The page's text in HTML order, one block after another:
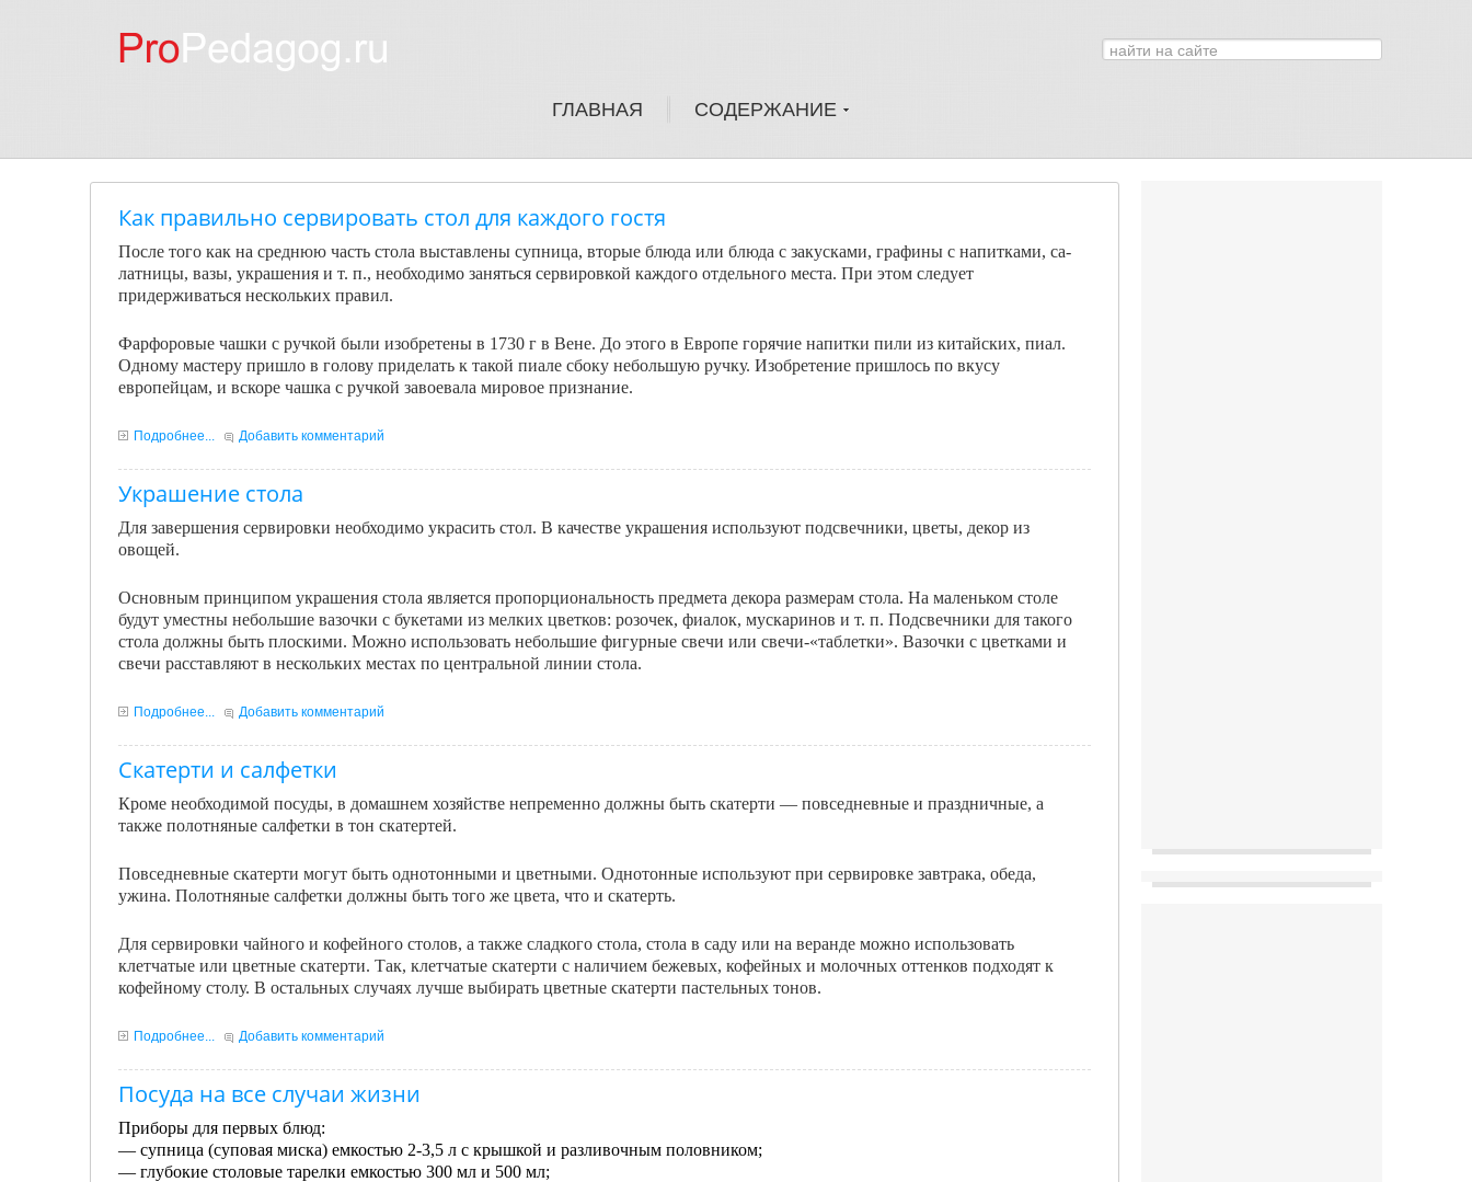
ГЛАВНАЯ СОДЕРЖАНИЕ
Как правильно сервировать стол для каждого гостя
После того как на среднюю часть стола выставлены супница, вторые блюда или блюда с закусками, графины с напитками, са­
латницы, вазы, украшения и т. п., необходимо заняться сервировкой каждого отдельного места. При этом следует
придерживаться не­скольких правил.
Фарфоровые чашки с ручкой были изобретены в 1730 г в Вене. До этого в Европе горячие напитки пили из китайских, пиал.
Одному мастеру пришло в голову приделать к такой пиале сбоку небольшую ручку. Изобретение пришлось по вкусу
европейцам, и вскоре чашка с ручкой завоевала мировое признание.
Подробнее... Добавить комментарий
Украшение стола
Для завершения сервировки необходимо украсить стол. В качест­ве украшения используют подсвечники, цветы, декор из
овощей.
Основным принципом украшения стола является пропорциональ­ность предмета декора размерам стола. На маленьком столе
будут уместны небольшие вазочки с букетами из мелких цветков: розочек, фиалок, мускаринов и т. п. Подсвечники для такого
стола должны быть плоскими. Можно использовать небольшие фигурные свечи или свечи-«таблетки». Вазочки с цветками и
свечи расставляют в нескольких местах по центральной линии стола.
Подробнее... Добавить комментарий
Скатерти и салфетки
Кроме необходимой посуды, в домашнем хозяйстве непременно должны быть скатерти — повседневные и праздничные, а
также по­лотняные салфетки в тон скатертей.
Повседневные скатерти могут быть однотонными и цветными. Однотонные используют при сервировке завтрака, обеда,
ужина. Полотняные салфетки должны быть того же цвета, что и скатерть.
Для сервировки чайного и кофейного столов, а также сладкого стола, стола в саду или на веранде можно использовать
клетчатые или цветные скатерти. Так, клетчатые скатерти с наличием бежевых, кофей­ных и молочных оттенков подходят к
кофейному столу. В остальных слу­чаях лучше выбирать цветные скатерти пастельных тонов.
Подробнее... Добавить комментарий
Посуда на все случаи жизни
Приборы для первых блюд:
— супница (суповая миска) емкостью 2-3,5 л с крышкой и разливочным половником;
— глубокие столовые тарелки емкостью 300 мл и 500 мл;